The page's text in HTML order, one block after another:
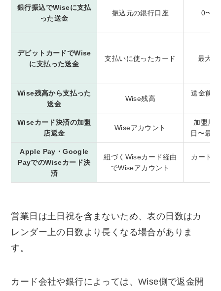
銀行振込でWiseに支払
った送金
振込元の銀行口座 0〜3
デビットカードでWise
に支払った送金
支払いに使ったカード 最大
Wise残高から支払った
送金
Wise残高
送金前
Wiseカード決済の加盟
店返金
Wiseアカウント
加盟店
日〜最
Apple Pay・Google
PayでのWiseカード決
済
紐づくWiseカード経由
でWiseアカウント
カード
営業日は土日祝を含まないため、表の日数はカ
レンダー上の日数より長くなる場合がありま
す。
カード会社や銀行によっては、Wise側で返金開